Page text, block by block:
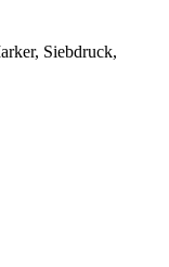
Siebdruck,